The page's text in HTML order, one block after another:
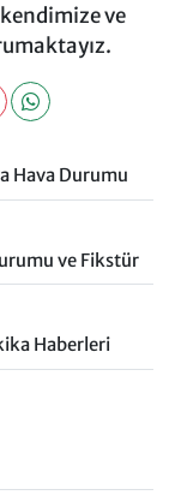
ve
Hava Durumu
ve Fikstür
Haberleri